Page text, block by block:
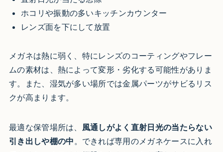
ホコリや振動の多いキッチンカウンター
レンズ面を下にして放置
メガネは熱に弱く、特にレンズのコーティングやフレー
ムの素材は、熱によって変形・劣化する可能性がありま
す。また、湿気が多い場所では金属パーツがサビるリス
クが高まります。
最適な保管場所は、 風通しがよく直射日光の当たらない
引き出しや棚の中。できれば専用のメガネケースに入れ